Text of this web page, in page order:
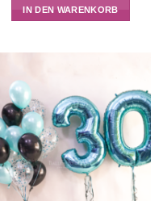
IN DEN WARENKORB